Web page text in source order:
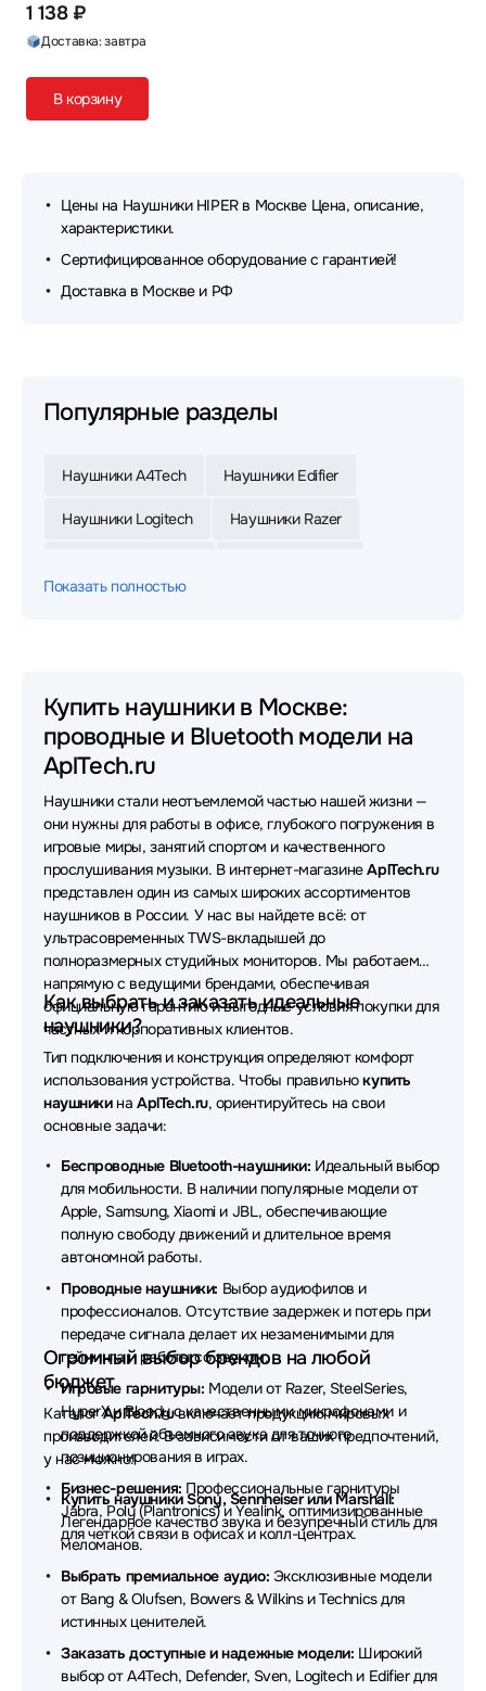
1 138 ₽
Доставка: завтра
В корзину
Цены на Наушники HIPER в Москве Цена, описание,
характеристики.
Сертифицированное оборудование с гарантией!
Доставка в Москве и РФ
Популярные разделы
Наушники A4Tech Наушники Edifier
Наушники Logitech Наушники Razer
Наушники Oklick Наушники MONSTER
Наушники Sven
Наушники Asus Наушники Sennheiser
Наушники FiiO Наушники Bloody
Наушники Apple Наушники UGREEN
Наушники Samsung Наушники Poly
Наушники VT Наушники OneOdio
Наушники Lenovo Наушники SteelSeries
Наушники Bang&Olufsen Наушники Acer
Наушники QCY
Наушники Rapoo Наушники REALME
Наушники Plantronics Наушники Genius
Наушники SHURE
Наушники Honor Наушники Havit
Наушники Audio-Technica
Наушники MARSHALL Наушники TECNO
Наушники Redragon Наушники Trust
Наушники Baseus Наушники HP
Наушники EnGenius Наушники Belkin
Наушники Defunc Наушники Dell
Показать полностью
Купить наушники в Москве:
проводные и Bluetooth модели на
AplTech.ru
Наушники стали неотъемлемой частью нашей жизни —
они нужны для работы в офисе, глубокого погружения в
игровые миры, занятий спортом и качественного
прослушивания музыки. В интернет-магазинеAplTech.ru
представлен один из самых широких ассортиментов
наушников в России. У нас вы найдете всё: от
ультрасовременных TWS-вкладышей до
полноразмерных студийных мониторов. Мы работаем
напрямую с ведущими брендами, обеспечивая
официальную гарантию и выгодные условия покупки для
частных и корпоративных клиентов.
Как выбрать и заказать идеальные
наушники?
Тип подключения и конструкция определяют комфорт
использования устройства. Чтобы правильнокупить
наушникина AplTech.ru, ориентируйтесь на свои
основные задачи:
Беспроводные Bluetooth-наушники: Идеальный выбор
для мобильности. В наличии популярные модели от
Apple, Samsung, Xiaomi и JBL, обеспечивающие
полную свободу движений и длительное время
автономной работы.
Проводные наушники: Выбор аудиофилов и
профессионалов. Отсутствие задержек и потерь при
передаче сигнала делает их незаменимыми для
гейминга и работы со звуком.
Игровые гарнитуры: Модели от Razer, SteelSeries,
HyperX и Bloody с качественными микрофонами и
поддержкой объемного звука для точного
позиционирования в играх.
Бизнес-решения: Профессиональные гарнитуры
Jabra, Poly (Plantronics) и Yealink, оптимизированные
для четкой связи в офисах и колл-центрах.
Огромный выбор брендов на любой
бюджет
КаталогAplTech.ruвключает продукцию мировых
производителей. В зависимости от ваших предпочтений,
у нас можно:
Купить наушники Sony, Sennheiser или Marshall:
Легендарное качество звука и безупречный стиль для
меломанов.
Выбрать премиальное аудио: Эксклюзивные модели
от Bang & Olufsen, Bowers & Wilkins и Technics для
истинных ценителей.
Заказать доступные и надежные модели: Широкий
выбор от A4Tech, Defender, Sven, Logitech и Edifier для